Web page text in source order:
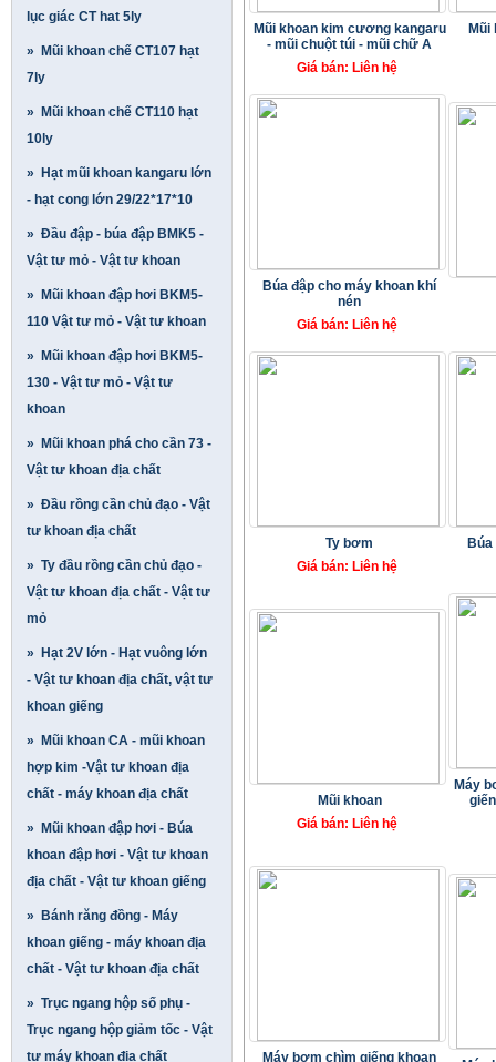
lục giác CT hat 5ly
» Mũi khoan chế CT107 hạt
7ly
» Mũi khoan chế CT110 hạt
10ly
» Hạt mũi khoan kangaru lớn
- hạt cong lớn 29/22*17*10
» Đầu đập - búa đập BMK5 -
Vật tư mỏ - Vật tư khoan
» Mũi khoan đập hơi BKM5-
110 Vật tư mỏ - Vật tư khoan
» Mũi khoan đập hơi BKM5-
130 - Vật tư mỏ - Vật tư
khoan
» Mũi khoan phá cho cần 73 -
Vật tư khoan địa chất
» Đầu rồng cần chủ đạo - Vật
tư khoan địa chất
» Ty đầu rồng cần chủ đạo -
Vật tư khoan địa chất - Vật tư
mỏ
» Hạt 2V lớn - Hạt vuông lớn
- Vật tư khoan địa chất, vật tư
khoan giếng
» Mũi khoan CA - mũi khoan
hợp kim -Vật tư khoan địa
chất - máy khoan địa chất
» Mũi khoan đập hơi - Búa
khoan đập hơi - Vật tư khoan
địa chất - Vật tư khoan giếng
» Bánh răng đồng - Máy
khoan giếng - máy khoan địa
chất - Vật tư khoan địa chất
» Trục ngang hộp số phụ -
Trục ngang hộp giảm tốc - Vật
tư máy khoan địa chất
Mũi khoan kim cương kangaru
- mũi chuột túi - mũi chữ A
Giá bán: Liên hệ
Mũi
Búa đập cho máy khoan khí
nén
Giá bán: Liên hệ
Ty bơm
Giá bán: Liên hệ
Mũi khoan
Giá bán: Liên hệ
Máy
Máy bơm chìm giếng khoan